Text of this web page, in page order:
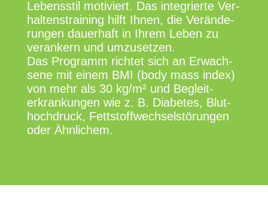
Lebens­stil moti­viert. Das inte­grier­te Ver­
hal­tens­trai­ning hilft Ihnen, die Ver­än­de­
run­gen dau­er­haft in Ihrem Leben zu
ver­an­kern und umzu­set­zen.
Das Pro­gramm rich­tet sich an Erwach­
se­ne mit einem BMI (body mass index)
von mehr als 30 kg/m² und Begleit­
erkran­kun­gen wie z. B. Dia­be­tes, Blut­
hoch­druck, Fett­stoff­wech­sel­stö­run­gen
oder Ähnlichem.